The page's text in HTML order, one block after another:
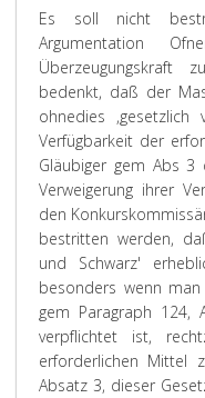
Es soll nicht
Argumentation
Überzeugungskraft
bedenkt, daß der
ohnedies
Verfügbarkeit der
Gläubiger gem Abs 3
Verweigerung ihrer
den
bestritten werden,
und Schwarz'
besonders wenn
gem Paragraph 124,
verpflichtet ist,
erforderlichen Mittel
Absatz 3, dieser